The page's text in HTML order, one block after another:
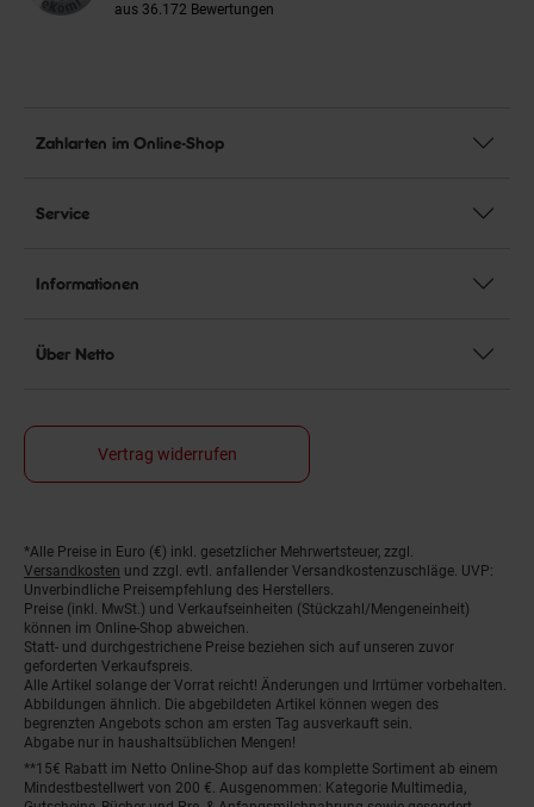
aus 36.172 Bewertungen
Zahlarten im Online-Shop
Service
Informationen
Über Netto
Vertrag widerrufen
Fußnoten
*Alle Preise in Euro (€) inkl. gesetzlicher Mehrwertsteuer, zzgl.
Versandkosten und zzgl. evtl. anfallender Versandkostenzuschläge. UVP:
Unverbindliche Preisempfehlung des Herstellers.
Preise (inkl. MwSt.) und Verkaufseinheiten (Stückzahl/Mengeneinheit)
können im Online-Shop abweichen.
Statt- und durchgestrichene Preise beziehen sich auf unseren zuvor
geforderten Verkaufspreis.
Alle Artikel solange der Vorrat reicht! Änderungen und Irrtümer vorbehalten.
Abbildungen ähnlich. Die abgebildeten Artikel können wegen des
begrenzten Angebots schon am ersten Tag ausverkauft sein.
Abgabe nur in haushaltsüblichen Mengen!
**15€ Rabatt im Netto Online-Shop auf das komplette Sortiment ab einem
Mindestbestellwert von 200 €. Ausgenommen: Kategorie Multimedia,